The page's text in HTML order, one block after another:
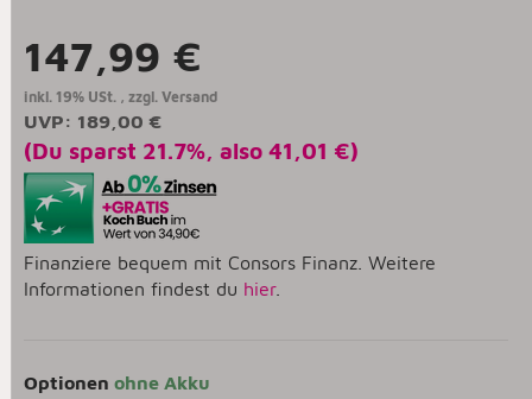
147,99 €
inkl. 19% USt. , zzgl. Versand
UVP: 189,00 €
(Du sparst 21.7%, also 41,01 €)
Finanziere bequem mit Consors Finanz. Weitere
Informationen findest du hier.
Optionen ohne Akku